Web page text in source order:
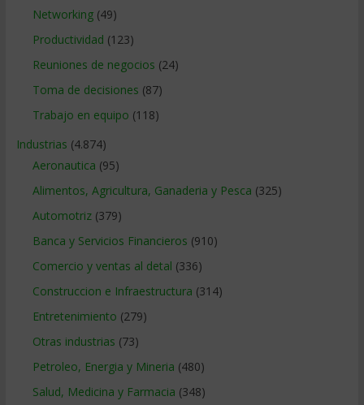
Networking(49)
Productividad (123)
Reuniones de negocios (24)
Toma de decisiones (87)
Trabajo en equipo (118)
Industrias (4.874)
Aeronautica (95)
Alimentos, Agricultura, Ganaderia y Pesca (325)
Automotriz(379)
Banca y Servicios Financieros (910)
Comercio y ventas al detal (336)
Construccion e Infraestructura (314)
Entretenimiento (279)
Otras industrias (73)
Petroleo, Energia y Mineria (480)
Salud, Medicina y Farmacia (348)